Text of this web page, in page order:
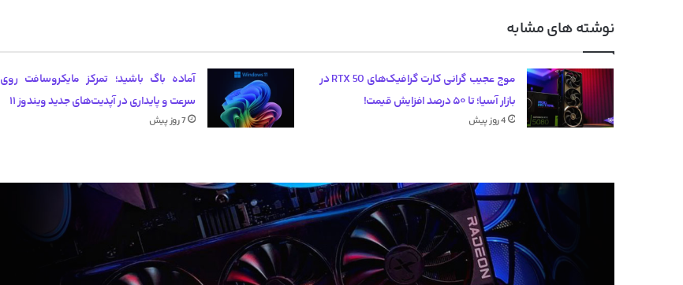
نوشته های مشابه
موج عجیب گرانی کارت گرافیک‌های RTX 50 در
بازار آسیا؛ تا ۵۰ درصد افزایش قیمت!
4 روز پیش
آماده باگ باشید؛ تمرکز مایکروسافت روی
سرعت و پایداری در آپدیت‌های جدید ویندوز ۱۱
7 روز پیش